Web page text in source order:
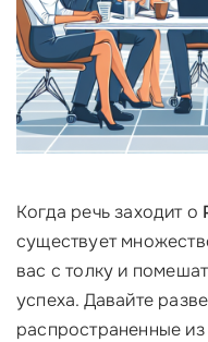
Когда речь заходит о
существует
вас с толку и
успеха. Давайте
распространенные